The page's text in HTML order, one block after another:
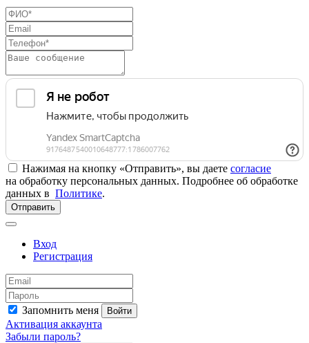
Нажимая на кнопку «Отправить», вы даете согласие
на обработку персональных данных. Подробнее об обработке
данных в Политике.
Отправить
Вход
Регистрация
Запомнить меня Войти
Активация аккаунта
Забыли пароль?